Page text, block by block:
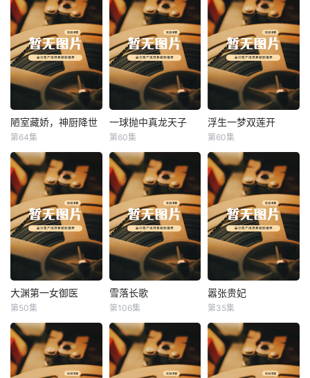
陋室藏娇，神厨降世
陋室藏娇，神厨降世
第64集
一球抛中真龙天子
一球抛中真龙天子
第60集
浮生一梦双莲开
浮生一梦双莲开
第60集
大渊第一女御医
大渊第一女御医
第50集
雪落长歌
雪落长歌
第106集
嚣张贵妃
嚣张贵妃
第35集